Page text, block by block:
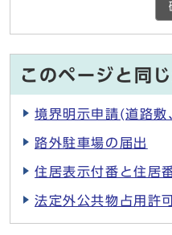
このページと同
境界明示申請(道路敷
路外駐車場の届出
住居表示付番と住居
法定外公共物占用許